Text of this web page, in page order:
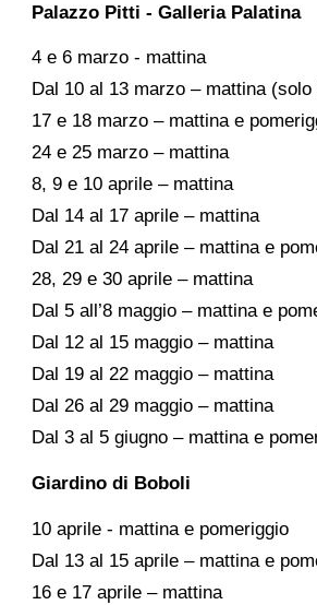
Palazzo Pitti - Galleria Palatina
4 e 6 marzo - mattina
Dal 10 al 13 marzo – mattina
17 e 18 marzo – mattina e
24 e 25 marzo – mattina
8, 9 e 10 aprile – mattina
Dal 14 al 17 aprile – mattina
Dal 21 al 24 aprile – mattina e
28, 29 e 30 aprile – mattina
Dal 5 all’8 maggio – mattina e
Dal 12 al 15 maggio – mattina
Dal 19 al 22 maggio – mattina
Dal 26 al 29 maggio – mattina
Dal 3 al 5 giugno – mattina e
Giardino di Boboli
10 aprile - mattina e pomeriggio
Dal 13 al 15 aprile – mattina e
16 e 17 aprile – mattina